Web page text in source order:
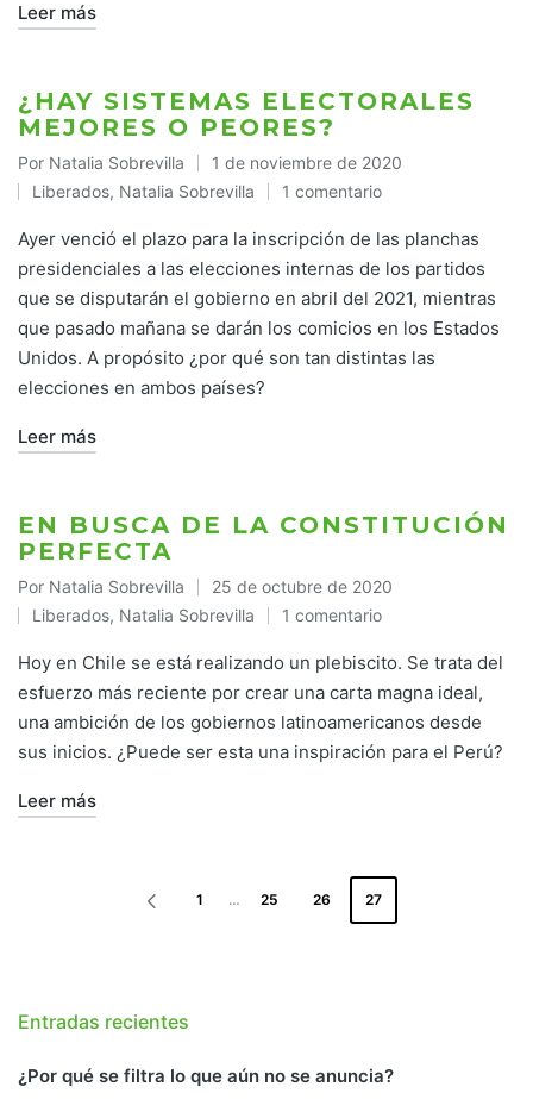
Leer más
¿HAY SISTEMAS ELECTORALES
MEJORES O PEORES?
Publicado
por
Por Natalia Sobrevilla 1 de noviembre de 2020
Publicado
en
Liberados, Natalia Sobrevilla 1 comentario
Ayer venció el plazo para la inscripción de las planchas
presidenciales a las elecciones internas de los partidos
que se disputarán el gobierno en abril del 2021, mientras
que pasado mañana se darán los comicios en los Estados
Unidos. A propósito ¿por qué son tan distintas las
elecciones en ambos países?
Leer más
EN BUSCA DE LA CONSTITUCIÓN
PERFECTA
Publicado
por
Por Natalia Sobrevilla 25 de octubre de 2020
Publicado
en
Liberados, Natalia Sobrevilla 1 comentario
Hoy en Chile se está realizando un plebiscito. Se trata del
esfuerzo más reciente por crear una carta magna ideal,
una ambición de los gobiernos latinoamericanos desde
sus inicios. ¿Puede ser esta una inspiración para el Perú?
Leer más
PAGINACIÓN
PÁGINA
1 … 25 26 27
Entradas recientes
¿Por qué se filtra lo que aún no se anuncia?